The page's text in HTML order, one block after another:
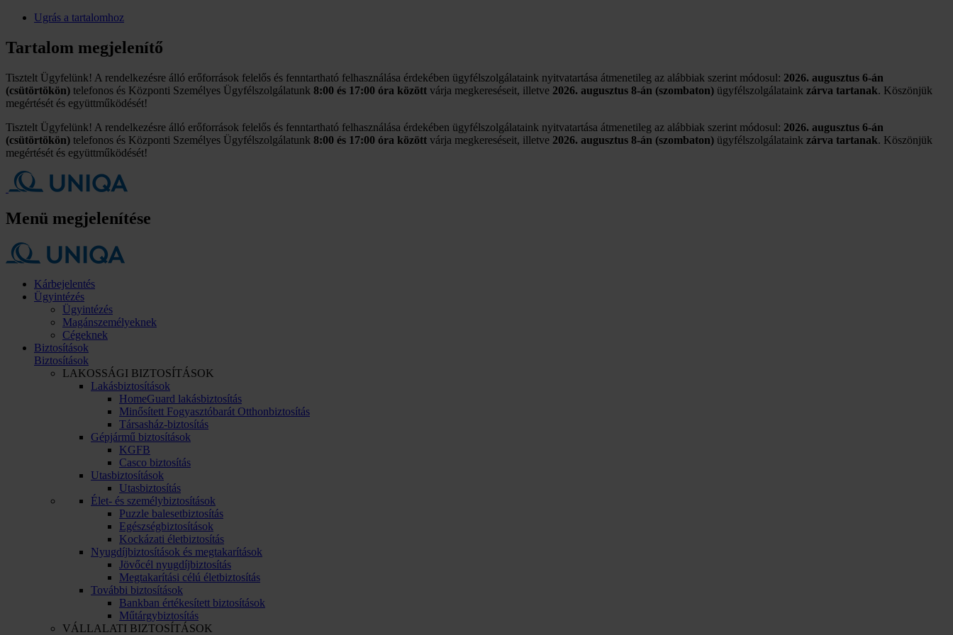
Ugrás a tartalomhoz
Tartalom megjelenítő
Tisztelt Ügyfelünk! A rendelkezésre álló erőforrások felelős és fenntartható felhasználása érdekében ügyfélszolgálataink nyitvatartása átmenetileg az alábbiak szerint módosul: 2026. augusztus 6-án
(csütörtökön) telefonos és Központi Személyes Ügyfélszolgálatunk 8:00 és 17:00 óra között várja megkereséseit, illetve 2026. augusztus 8-án (szombaton) ügyfélszolgálataink zárva tartanak. Köszönjük
megértését és együttműködését!
Tisztelt Ügyfelünk! A rendelkezésre álló erőforrások felelős és fenntartható felhasználása érdekében ügyfélszolgálataink nyitvatartása átmenetileg az alábbiak szerint módosul: 2026. augusztus 6-án
(csütörtökön) telefonos és Központi Személyes Ügyfélszolgálatunk 8:00 és 17:00 óra között várja megkereséseit, illetve 2026. augusztus 8-án (szombaton) ügyfélszolgálataink zárva tartanak. Köszönjük
megértését és együttműködését!
Menü megjelenítése
Kárbejelentés
Ügyintézés
Ügyintézés
Magánszemélyeknek
Cégeknek
Biztosítások
Biztosítások
LAKOSSÁGI BIZTOSÍTÁSOK
Lakásbiztosítások
HomeGuard lakásbiztosítás
Minősített Fogyasztóbarát Otthonbiztosítás
Társasház-biztosítás
Gépjármű biztosítások
KGFB
Casco biztosítás
Utasbiztosítások
Utasbiztosítás
Élet- és személybiztosítások
Puzzle balesetbiztosítás
Egészségbiztosítások
Kockázati életbiztosítás
Nyugdíjbiztosítások és megtakarítások
Jövőcél nyugdíjbiztosítás
Megtakarítási célú életbiztosítás
További biztosítások
Bankban értékesített biztosítások
Műtárgybiztosítás
VÁLLALATI BIZTOSÍTÁSOK